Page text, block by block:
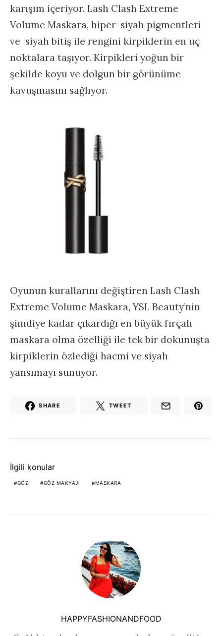
karışım içeriyor. Lash Clash Extreme
Volume Maskara, hiper-siyah pigmentleri
ve siyah bitiş ile rengini kirpiklerin en uç
noktalara taşıyor. Kirpikleri yoğun bir
şekilde koyu ve dolgun bir görünüme
kavuşmasını sağlıyor.
Oyunun kurallarını değiştiren Lash Clash
Extreme Volume Maskara, YSL Beauty’nin
şimdiye kadar çıkardığı en büyük fırçalı
maskara olma özelliği ile tek bir dokunuşta
kirpiklerin özlediği hacmi ve siyah
yansımayı sunuyor.
SHARE TWEET
İlgili konular
GÖZ GÖZ MAKYAJI MASKARA
HAPPYFASHIONANDFOOD